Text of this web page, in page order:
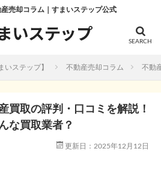
産売却コラム｜すまいステップ公式
いステップ】 不動産売却コラム 不動
買取の評判・口コミを解説！
な買取業者？
更新日：2025年12月12日